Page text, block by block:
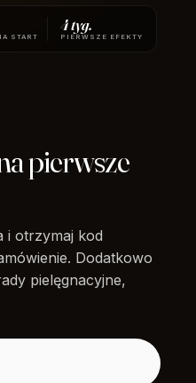
START
4 tyg.
PIERWSZE EFEKTY
pierwsze
i otrzymaj kod
Dodatkowo
pielęgnacyjne,